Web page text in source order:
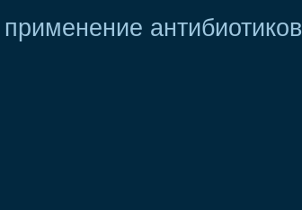
антибиотиков